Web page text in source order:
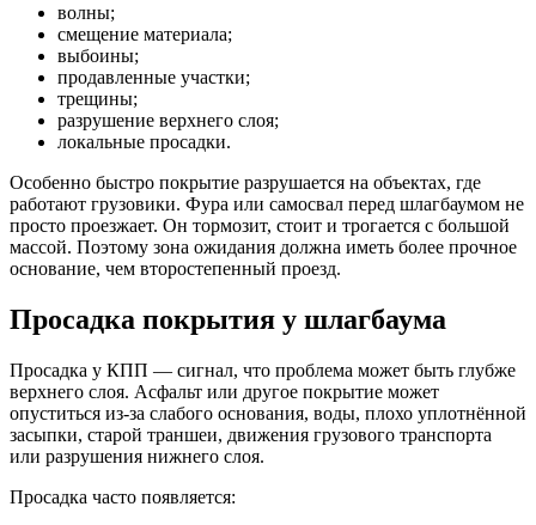
волны;
смещение материала;
выбоины;
продавленные участки;
трещины;
разрушение верхнего слоя;
локальные просадки.
Особенно быстро покрытие разрушается на объектах, где
работают грузовики. Фура или самосвал перед шлагбаумом не
просто проезжает. Он тормозит, стоит и трогается с большой
массой. Поэтому зона ожидания должна иметь более прочное
основание, чем второстепенный проезд.
Просадка покрытия у шлагбаума
Просадка у КПП — сигнал, что проблема может быть глубже
верхнего слоя. Асфальт или другое покрытие может
опуститься из-за слабого основания, воды, плохо уплотнённой
засыпки, старой траншеи, движения грузового транспорта
или разрушения нижнего слоя.
Просадка часто появляется: